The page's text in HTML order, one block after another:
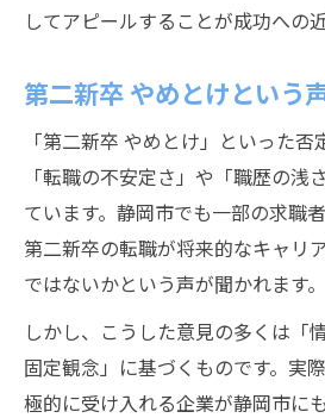
してアピールすることが成功への近
第二新卒 やめとけという
「第二新卒 やめとけ」といった
「転職の不安定さ」や「職歴の浅
ています。静岡市でも一部の求職
第二新卒の転職が将来的なキャリ
ではないかという声が聞かれます。
しかし、こうした意見の多くは「
固定観念」に基づくものです。実
極的に受け入れる企業が静岡市に